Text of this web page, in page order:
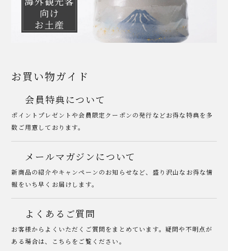
向け
お土産
お買い物ガイド
会員特典について
ポイントプレゼントや会員限定クーポンの発行などお得な特典を多
数ご用意しております。
メールマガジンについて
新商品の紹介やキャンペーンのお知らせなど、盛り沢山なお得な情
報をいち早くお届けします。
よくあるご質問
お客様からよくいただくご質問をまとめています。疑問や不明点が
ある場合は、こちらをご覧ください。